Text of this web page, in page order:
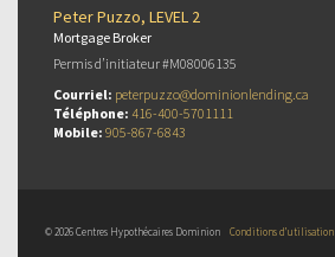
Peter Puzzo, LEVEL 2
Mortgage Broker
Permis d’initiateur #M08006135
Courriel: peterpuzzo@dominionlending.ca
Téléphone: 416-400-5701111
Mobile: 905-867-6843
© 2026 Centres Hypothécaires Dominion Conditions d’utilisation